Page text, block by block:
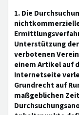
1. Die
Unterstützung
verbotenen
einem Artikel auf
Internetseite
Grundrecht auf
maßgeblichen